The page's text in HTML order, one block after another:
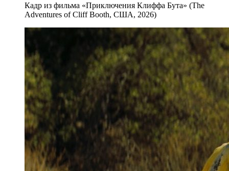
Кадр из фильма «Приключения Клиффа Бута» (The
Adventures of Cliff Booth, США, 2026)